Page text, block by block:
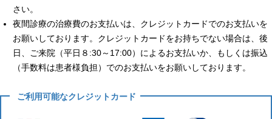
さい。
夜間診療の治療費のお支払いは、クレジットカードでのお支払いを
お願いしております。クレジットカードをお持ちでない場合は、後
日、ご来院（平日８:30～17:00）によるお支払いか、もしくは振込
（手数料は患者様負担）でのお支払いをお願いしております。
ご利用可能なクレジットカード